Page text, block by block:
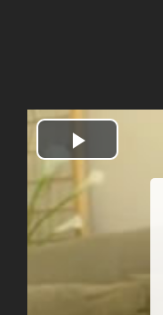
開
始
播
放